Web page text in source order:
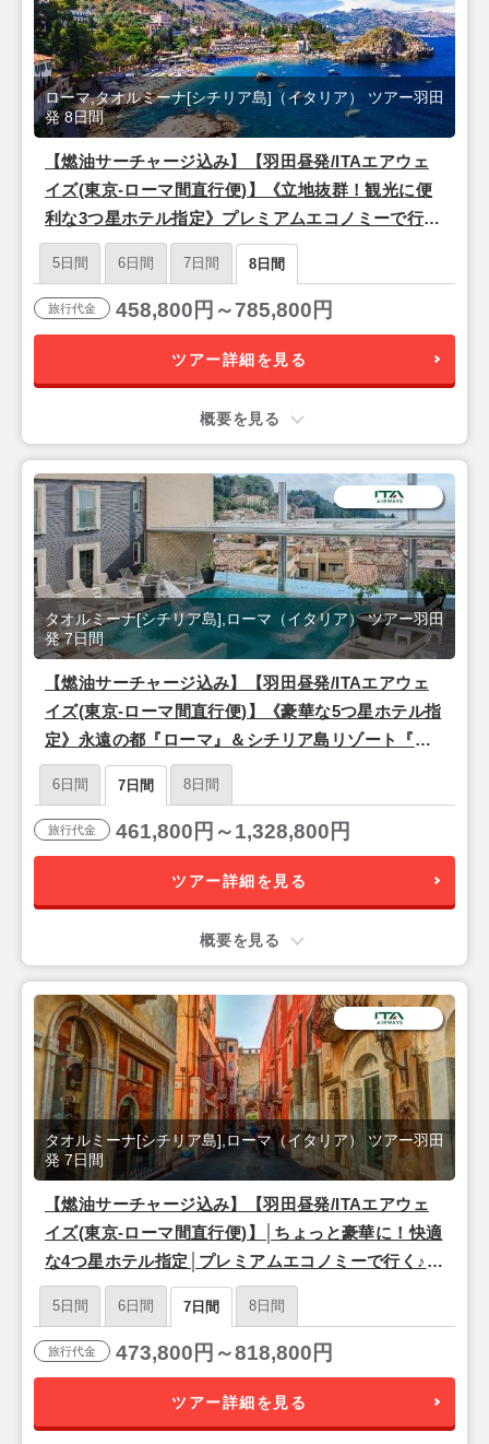
【燃油サーチャージ込み】【羽田昼発/ITAエアウェ
イズ(東京-ローマ間直行便)】《立地抜群！観光に便
利な3つ星ホテル指定》プレミアムエコノミーで行く
♪ 永遠の都『ローマ』＆シチリア島リゾート『タオ
ルミーナ』8日間
ローマ,タオルミーナ[シチリア島]（イタリア） ツアー羽田
発 8日間
5日間 6日間 7日間 8日間
旅行代金 458,800円～785,800円
ツアー詳細を見る
概要を見る
【燃油サーチャージ込み】【羽田昼発/ITAエアウェ
イズ(東京-ローマ間直行便)】《豪華な5つ星ホテル指
定》永遠の都『ローマ』＆シチリア島リゾート『タ
オルミーナ』7日間
タオルミーナ[シチリア島],ローマ（イタリア） ツアー羽田
発 7日間
6日間 7日間 8日間
旅行代金 461,800円～1,328,800円
ツアー詳細を見る
概要を見る
【燃油サーチャージ込み】【羽田昼発/ITAエアウェ
イズ(東京-ローマ間直行便)】│ちょっと豪華に！快適
な4つ星ホテル指定│プレミアムエコノミーで行く♪
永遠の都『ローマ』＆シチリア島リゾート『タオル
ミーナ』7日間
タオルミーナ[シチリア島],ローマ（イタリア） ツアー羽田
発 7日間
5日間 6日間 7日間 8日間
旅行代金 473,800円～818,800円
ツアー詳細を見る